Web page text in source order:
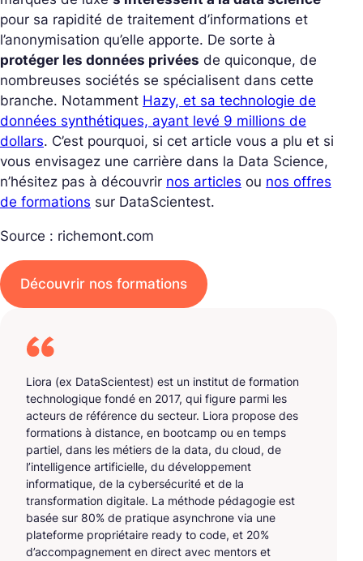
pour sa rapidité de traitement d’informations et
l’anonymisation qu’elle apporte. De sorte à
protéger les données privées de quiconque, de
nombreuses sociétés se spécialisent dans cette
branche. Notamment Hazy, et sa technologie de
données synthétiques, ayant levé 9 millions de
dollars. C’est pourquoi, si cet article vous a plu et si
vous envisagez une carrière dans la Data Science,
n’hésitez pas à découvrir nos articles ou nos offres
de formations sur DataScientest.
Source : richemont.com
Découvrir nos formations
Liora (ex DataScientest) est un institut de formation
technologique fondé en 2017, qui figure parmi les
acteurs de référence du secteur. Liora propose des
formations à distance, en bootcamp ou en temps
partiel, dans les métiers de la data, du cloud, de
l’intelligence artificielle, du développement
informatique, de la cybersécurité et de la
transformation digitale. La méthode pédagogie est
basée sur 80% de pratique asynchrone via une
plateforme propriétaire ready to code, et 20%
d’accompagnement en direct avec mentors et